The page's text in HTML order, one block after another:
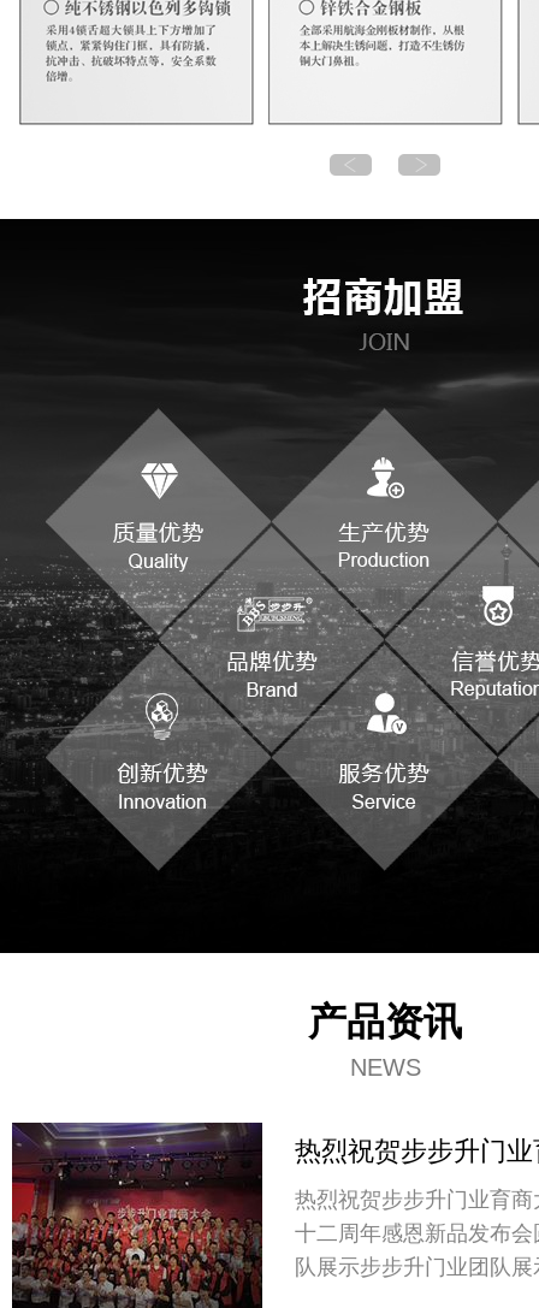
产品资讯
NEWS
热烈祝贺步步升门
热烈祝贺步步升门业育
十二周年感恩新品发布
队展示步步升门业团队